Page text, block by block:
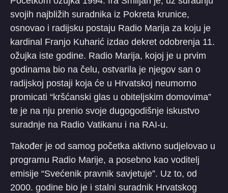
svojih najbližih suradnika iz Pokreta krunice,
osnovao i radijsku postaju Radio Marija za koju je
kardinal Franjo Kuharić izdao dekret odobrenja 11.
ožujka iste godine. Radio Marija, kojoj je u prvim
godinama bio na čelu, ostvarila je njegov san o
radijskoj postaji koja će u Hrvatskoj neumorno
promicati “kršćanski glas u obiteljskim domovima”
te je na nju prenio svoje dugogodišnje iskustvo
suradnje na Radio Vatikanu i na RAI-u.
Također je od samog početka aktivno sudjelovao u
programu Radio Marije, a posebno kao voditelj
emisije “Svećenik pravnik savjetuje”. Uz to, od
2000. godine bio je i stalni suradnik Hrvatskog